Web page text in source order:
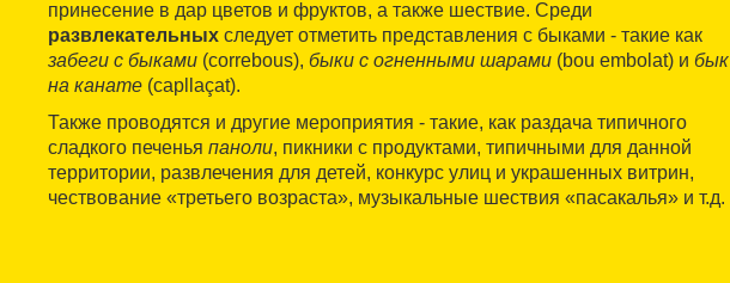
принесение в дар цветов и фруктов, а также шествие. Среди
развлекательных следует отметить представления с быками - такие как
забеги с быками (correbous), быки с огненными шарами (bou embolat) и бык
на канате (capllaçat).
Также проводятся и другие мероприятия - такие, как раздача типичного
сладкого печенья паноли, пикники с продуктами, типичными для данной
территории, развлечения для детей, конкурс улиц и украшенных витрин,
чествование «третьего возраста», музыкальные шествия «пасакалья» и т.д.